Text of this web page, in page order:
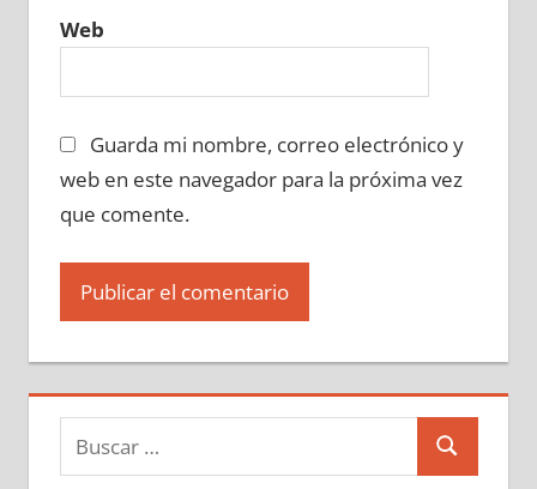
Web
Guarda mi nombre, correo electrónico y
web en este navegador para la próxima vez
que comente.
Buscar